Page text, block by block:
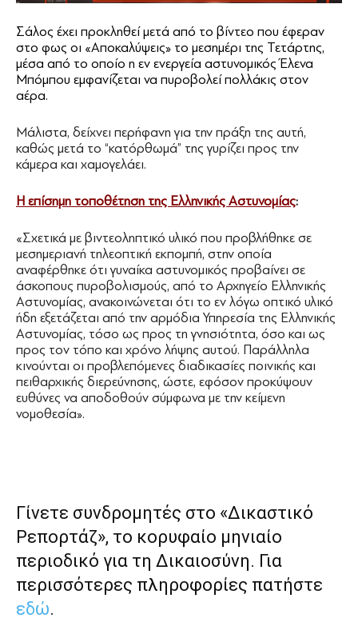
Σάλος έχει προκληθεί μετά από το βίντεο που έφεραν
στο φως οι «Αποκαλύψεις» το μεσημέρι της Τετάρτης,
μέσα από το οποίο η εν ενεργεία αστυνομικός Έλενα
Μπόμπου εμφανίζεται να πυροβολεί πολλάκις στον
αέρα.
Μάλιστα, δείχνει περήφανη για την πράξη της αυτή,
καθώς μετά το “κατόρθωμά” της γυρίζει προς την
κάμερα και χαμογελάει.
Η επίσημη τοποθέτηση της Ελληνικής Αστυνομίας:
«Σχετικά με βιντεοληπτικό υλικό που προβλήθηκε σε
μεσημεριανή τηλεοπτική εκπομπή, στην οποία
αναφέρθηκε ότι γυναίκα αστυνομικός προβαίνει σε
άσκοπους πυροβολισμούς, από το Αρχηγείο Ελληνικής
Αστυνομίας, ανακοινώνεται ότι το εν λόγω οπτικό υλικό
ήδη εξετάζεται από την αρμόδια Υπηρεσία της Ελληνικής
Αστυνομίας, τόσο ως προς τη γνησιότητα, όσο και ως
προς τον τόπο και χρόνο λήψης αυτού. Παράλληλα
κινούνται οι προβλεπόμενες διαδικασίες ποινικής και
πειθαρχικής διερεύνησης, ώστε, εφόσον προκύψουν
ευθύνες να αποδοθούν σύμφωνα με την κείμενη
νομοθεσία».
Γίνετε συνδρομητές στο «Δικαστικό
Ρεπορτάζ», το κορυφαίο μηνιαίο
περιοδικό για τη Δικαιοσύνη. Για
περισσότερες πληροφορίες πατήστε
εδώ.